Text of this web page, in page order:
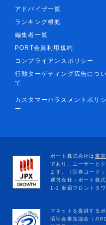
アドバイザ一覧
ランキング根拠
編集者一覧
PORT会員利用規約
コンプライアンスポリシー
行動ターゲティング広告につい
て
カスタマーハラスメントポリシ
ー